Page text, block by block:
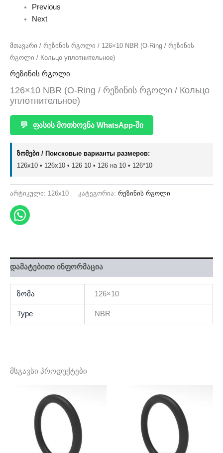
Previous
Next
მთავარი / რეზინის რგოლი / 126×10 NBR (O-Ring / რეზინის
რგოლი / Кольцо уплотнительное)
რეზინის რგოლი
126×10 NBR (O-Ring / რეზინის რგოლი / Кольцо
уплотнительное)
💬 ფასის მოთხოვნა WhatsApp-ში
ზომები / Поисковые варианты размеров:
126x10 • 126х10 • 126 10 • 126 на 10 • 126*10
არტიკული: 126x10 კატეგორია: რეზინის რგოლი
დამატებითი ინფორმაცია
ზომა 126×10
Type NBR
მსგავსი პროდუქტები